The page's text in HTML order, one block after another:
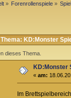
» Forenrollenspiele »
Thema: KD:Monster
dieses Thema.
KD:Monster
«am:
Im